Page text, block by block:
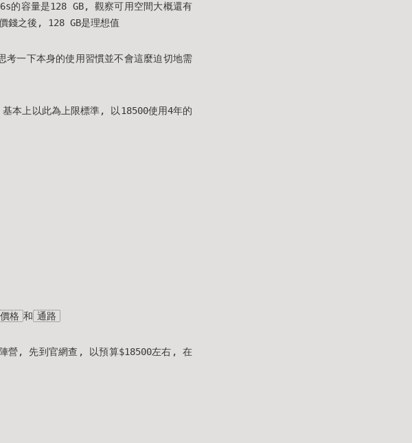
容量是128 GB, 觀察可用空間大概還有
錢之後, 128 GB是理想值
一下本身的使用習慣並不會這麼迫切地需
本上以此為上限標準, 以18500使用4年的
價格 和 通路
營, 先到官網查, 以預算$18500左右, 在